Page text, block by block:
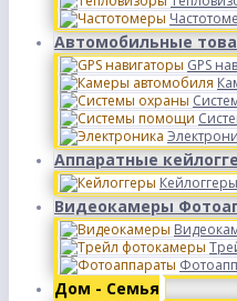
Автомобильные
GPS
Аппаратные
Кейлоггеры
Видеокамеры
Дом - Семья